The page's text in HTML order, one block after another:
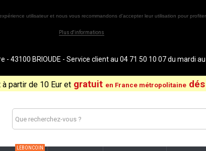
utilisateur et nous vous recommandons d'accepter leur utilisation pour
Plus d'informations
- 43100 BRIOUDE - Service client au 04 71 50 10 07 du
partir de 10 Eur et gratuit en France métropolitaine
LEBONCOIN